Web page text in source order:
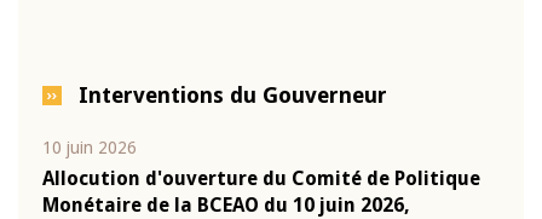
Interventions du Gouverneur
10 juin 2026
Allocution d'ouverture du Comité de Politique
Monétaire de la BCEAO du 10 juin 2026,